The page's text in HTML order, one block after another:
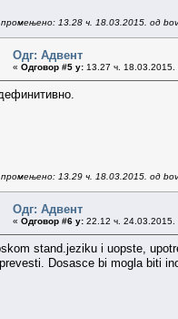
13.28 ч. 18.03.2015. од
Одг: Адвент
« Одговор #5 у: 13.27 ч. 18.03.2015.
13.29 ч. 18.03.2015. од
Одг: Адвент
« Одговор #6 у: 22.12 ч. 24.03.2015.
stand.jeziku i uopste,
Dosasce bi mogla biti